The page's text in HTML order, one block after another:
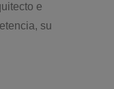
e
su